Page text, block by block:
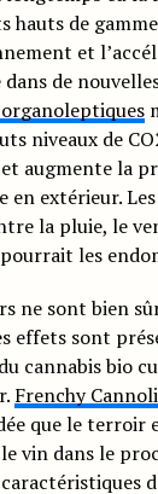
hauts de
et
de
niveaux de
augmente la
extérieur.
la pluie, le
les
ne sont bien
effets sont
cannabis bio
Frenchy Cannoli
que le terroir
vin dans le